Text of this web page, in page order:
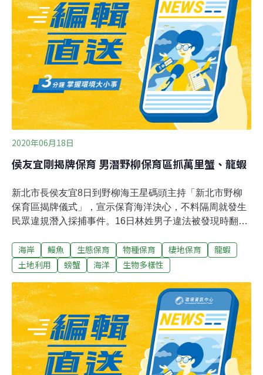
芳保育區公告限制事項」第3條規定，龍蝦於每年3月1日
起至7月31日止禁止採捕，其餘時間龍蝦長未滿20公分者
禁止探捕，李男採捕4尾龍蝦已經違規，依法將他函送新
北市政府裁罰。
2020年06月18日
侯友宜剛揭牌保育 男潛野柳保育區抓萬里蟹、龍蝦
新北市長侯友宜8日到野柳海王星碼頭主持「新北市野柳
保育區揭牌儀式」，宣示保育海洋決心，不料隔周就發生
民眾違規潛入採捕事件。16日林姓男子違法被發現時翻牆
府裁罰。在追捕過程中，林男將所採捕的漁獲棄置草叢，
海巡人員趕緊通報金山警分局野柳派出所協助圍捕，合力
鰻魚1條、各類魚種7條、海膽7顆等。林男被帶回安檢所
內調查，供稱不知為保育區，海巡訊後依漁業法第44條函
送新北市政府，可裁處3萬元以上15萬元以下罰鍰。第二
岸巡隊表示，為積極保育海洋生態與維護海洋資源，對於
從事違規行為者將積極查處，也請民眾如有發現立即通報
海巡處理。
海岸 鰻魚 生態保育 物種保育 棲地保育
龍蝦
土地利用
螃蟹 海洋 生物多樣性